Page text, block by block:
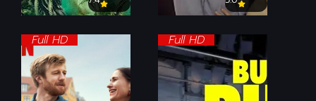
Full HD Full HD